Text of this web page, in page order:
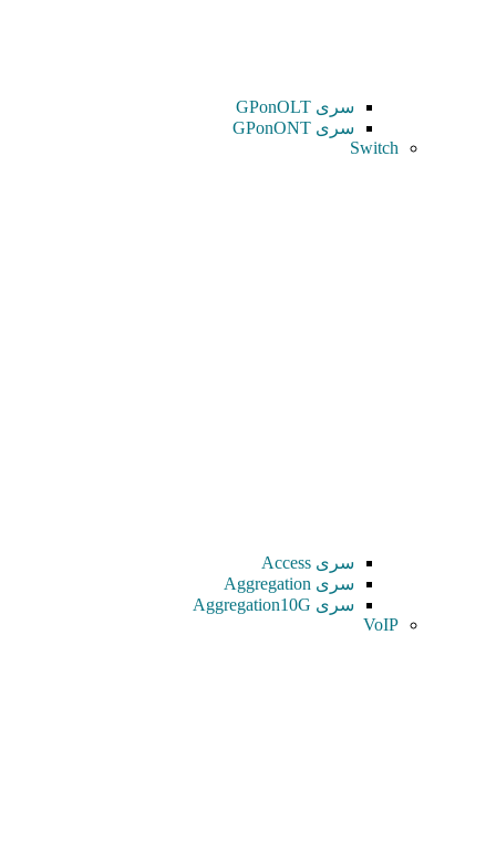
سری GPonOLT
سری GPonONT
Switch
سری Access
سری Aggregation
سری Aggregation10G
VoIP